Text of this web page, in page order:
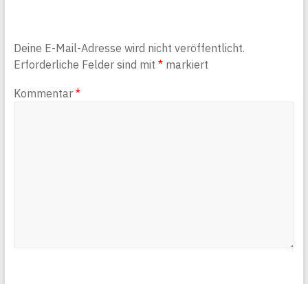
Deine E-Mail-Adresse wird nicht veröffentlicht.
Erforderliche Felder sind mit *markiert
Kommentar *